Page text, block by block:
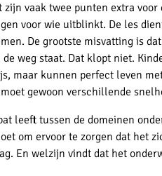
vaak twee punten extra
voor wie uitblinkt. De les
De grootste misvatting is
weg staat. Dat klopt niet.
maar kunnen perfect leven m
gewoon verschillende
leeft tussen de domeinen
om ervoor te zorgen dat het
En welzijn vindt dat het